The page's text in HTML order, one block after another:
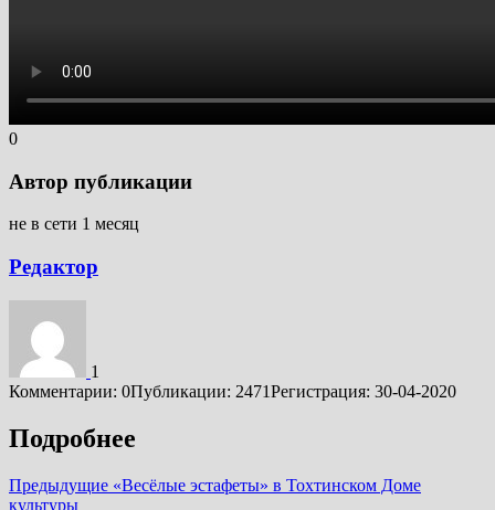
0
Автор публикации
не в сети 1 месяц
Редактор
1
Комментарии: 0Публикации: 2471Регистрация: 30-04-2020
Подробнее
Предыдущие «Весёлые эстафеты» в Тохтинском Доме
культуры